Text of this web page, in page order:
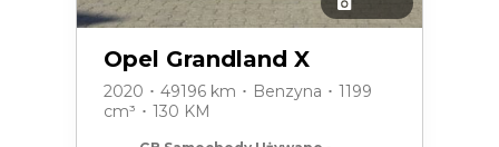
Opel Grandland X
2020 ･ 49196 km ･ Benzyna ･ 1199
cm³ ･ 130 KM